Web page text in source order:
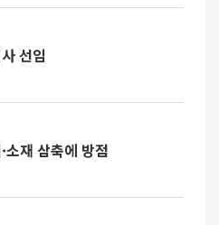
선임
소재 삼축에 방점